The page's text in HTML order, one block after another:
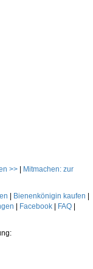
>>
Mitmachen: zur
Bienenkönigin kaufen
Facebook FAQ